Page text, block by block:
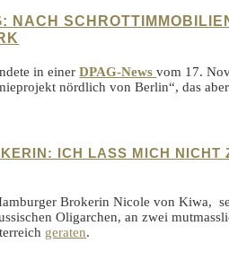
NACH
in einerDPAG-Newsvom 17.
nördlich von Berlin“, das
ICH LASS MICH NICHT
Brokerin Nicole von Kiwa,
Oligarchen, an zwei
geraten.